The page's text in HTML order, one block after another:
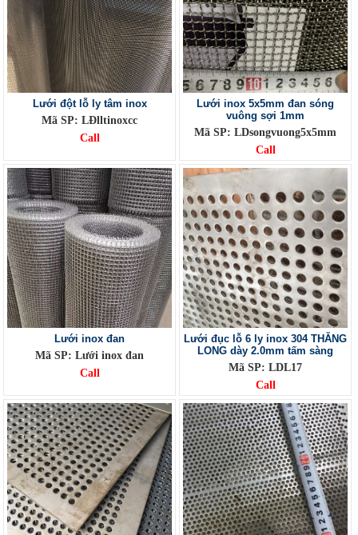
Lưới đột lỗ ly tâm inox
Mã SP: LĐlltinoxcc
Call
Lưới inox 5x5mm đan sóng
vuông sợi 1mm
Mã SP: LDsongvuong5x5mm
Call
Lưới inox đan
Mã SP: Lưới inox đan
Call
Lưới đục lỗ 6 ly inox 304 THĂNG
LONG dày 2.0mm tấm sàng
Mã SP: LDL17
Call